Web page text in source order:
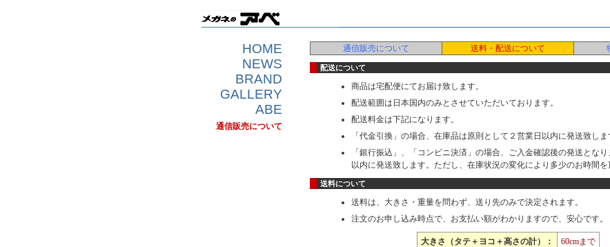
HOME
NEWS
BRAND
GALLERY
ABE
通信販売について
通信販売について 送料・配送について
配送について
商品は宅配便にてお届け致します。
配送範囲は日本国内のみとさせていただいております。
配送料金は下記になります。
「代金引換」の場合、在庫品は原則として２営業日以内に発送致しま
「銀行振込」、「コンビニ決済」の場合、ご入金確認後の発送とな
以内に発送致します。ただし、在庫状況の変化により多少のお時間を
送料について
送料は、大きさ・重量を問わず、送り先のみで決定されます。
注文のお申し込み時点で、お支払い額がわかりますので、安心です。
大きさ（タテ＋ヨコ＋高さの計）：
60cmまで